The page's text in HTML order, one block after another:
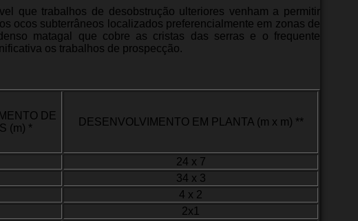
que trabalhos de desobstrução ulteriores venham a permitir
ocos subterrâneos localizados preferencialmente em zonas de
matagal que cobre as cristas das serras e o frequente
os trabalhos de prospecção.
DE
(m) *
DESENVOLVIMENTO EM PLANTA (m x m) **
24 x 7
34 x 3
4 x 2
2x1